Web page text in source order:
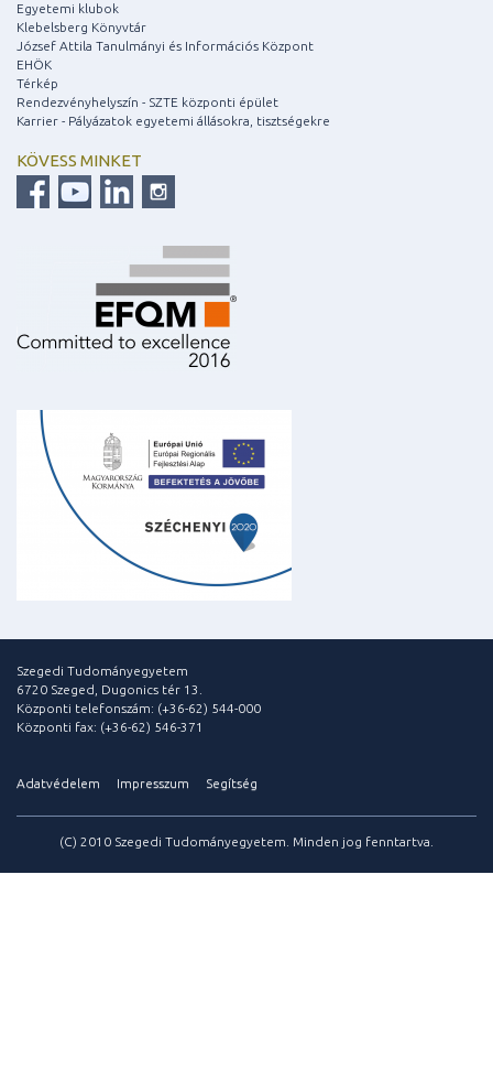
Egyetemi klubok
Klebelsberg Könyvtár
József Attila Tanulmányi és Információs Központ
EHÖK
Térkép
Rendezvényhelyszín - SZTE központi épület
Karrier - Pályázatok egyetemi állásokra, tisztségekre
KÖVESS MINKET
Szegedi Tudományegyetem
6720 Szeged, Dugonics tér 13.
Központi telefonszám: (+36-62) 544-000
Központi fax: (+36-62) 546-371
Adatvédelem Impresszum Segítség
(C) 2010 Szegedi Tudományegyetem. Minden jog fenntartva.